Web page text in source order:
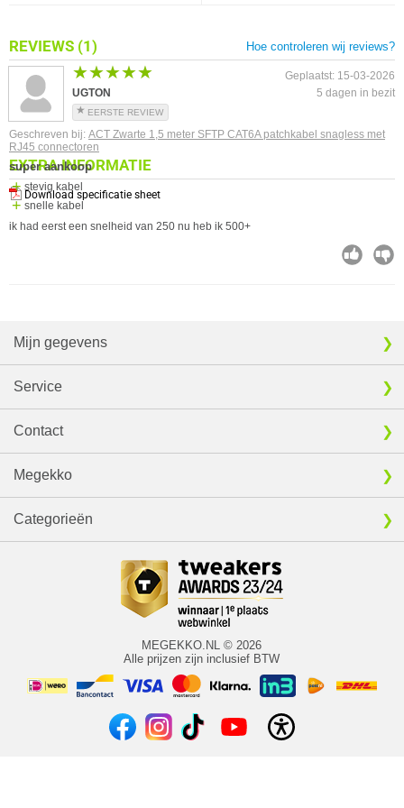
EXTRA INFORMATIE
Download specificatie sheet
REVIEWS (1) Hoe controleren wij reviews?
★★★★★
★★★★★
UGTON
EERSTE REVIEW
Geschreven bij: ACT Zwarte 1,5 meter SFTP CAT6A patchkabel snagless met
RJ45 connectoren
Geplaatst: 15-03-2026
5 dagen in bezit
super aankoop
stevig kabel
snelle kabel
ik had eerst een snelheid van 250 nu heb ik 500+
Mijn gegevens
Service
Contact
Megekko
Categorieën
MEGEKKO.NL © 2026
Alle prijzen zijn inclusief BTW